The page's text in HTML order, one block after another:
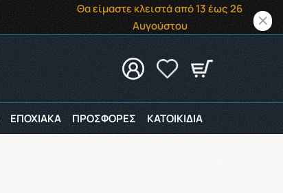
Θα είμαστε κλειστά από 13 έως 26
Αυγούστου
ΕΠΟΧΙΑΚΑ ΠΡΟΣΦΟΡΕΣ ΚΑΤΟΙΚΙΔΙΑ